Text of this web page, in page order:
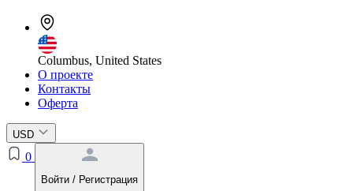
Columbus, United States
О проекте
Контакты
Оферта
USD
0
Войти / Регистрация